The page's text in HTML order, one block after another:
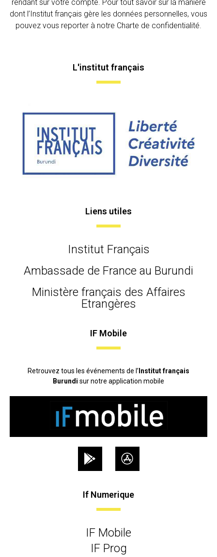
rendant sur votre compte. Pour tout savoir sur la manière
dont l’Institut français gère les données personnelles, vous
pouvez vous reporter à notre Charte de confidentialité.
L'institut français
Liens utiles
Institut Français
Ambassade de France au Burundi
Ministère français des Affaires
Etrangères
IF Mobile
Retrouvez tous les événements de l’ Institut français
Burundi sur notre application mobile
If Numerique
IF Mobile
IF Prog